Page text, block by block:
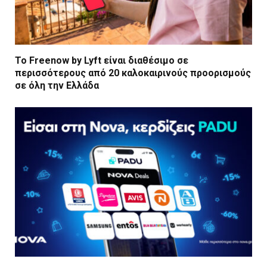
Το Freenow by Lyft είναι διαθέσιμο σε
περισσότερους από 20 καλοκαιρινούς προορισμούς
σε όλη την Ελλάδα